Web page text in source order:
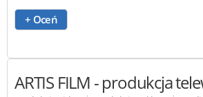
+ Oceń
ARTIS FILM - produkcja